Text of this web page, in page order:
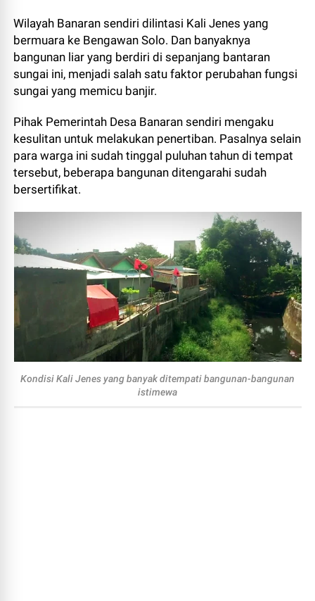
Wilayah Banaran sendiri dilintasi Kali Jenes yang
bermuara ke Bengawan Solo. Dan banyaknya
bangunan liar yang berdiri di sepanjang bantaran
sungai ini, menjadi salah satu faktor perubahan fungsi
sungai yang memicu banjir.
Pihak Pemerintah Desa Banaran sendiri mengaku
kesulitan untuk melakukan penertiban. Pasalnya selain
para warga ini sudah tinggal puluhan tahun di tempat
tersebut, beberapa bangunan ditengarahi sudah
bersertifikat.
Kondisi Kali Jenes yang banyak ditempati bangunan-bangunan
istimewa